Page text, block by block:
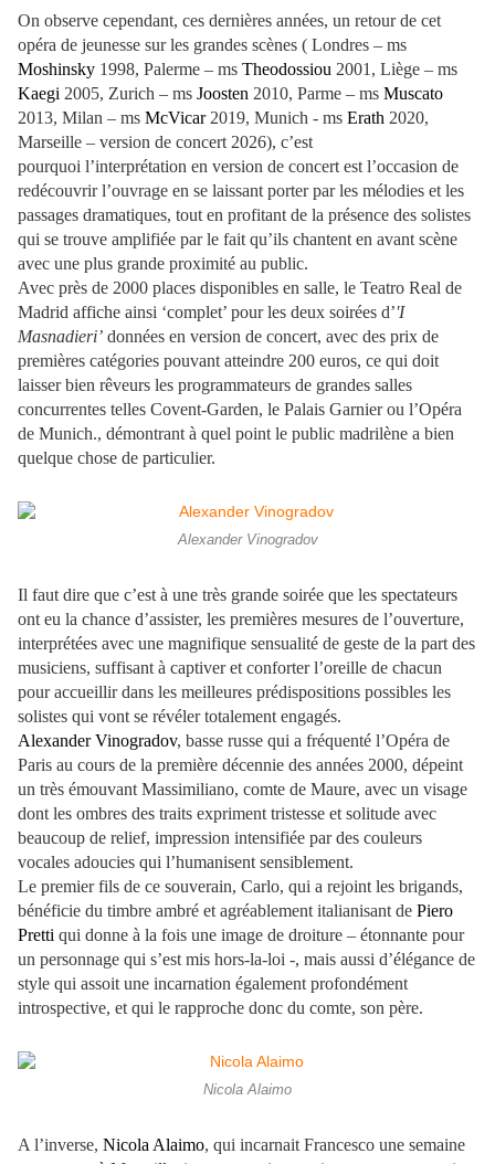
On observe cependant, ces dernières années, un retour de cet
opéra de jeunesse sur les grandes scènes ( Londres – ms
Moshinsky 1998, Palerme – ms Theodossiou 2001, Liège – ms
Kaegi 2005, Zurich – ms Joosten 2010, Parme – ms Muscato
2013, Milan – ms McVicar 2019, Munich - ms Erath 2020,
Marseille – version de concert 2026), c’est
pourquoi l’interprétation en version de concert est l’occasion de
redécouvrir l’ouvrage en se laissant porter par les mélodies et les
passages dramatiques, tout en profitant de la présence des solistes
qui se trouve amplifiée par le fait qu’ils chantent en avant scène
avec une plus grande proximité au public.
Avec près de 2000 places disponibles en salle, le Teatro Real de
Madrid affiche ainsi ‘complet’ pour les deux soirées d’'I
Masnadieri’ données en version de concert, avec des prix de
premières catégories pouvant atteindre 200 euros, ce qui doit
laisser bien rêveurs les programmateurs de grandes salles
concurrentes telles Covent-Garden, le Palais Garnier ou l’Opéra
de Munich., démontrant à quel point le public madrilène a bien
quelque chose de particulier.
Alexander Vinogradov
Il faut dire que c’est à une très grande soirée que les spectateurs
ont eu la chance d’assister, les premières mesures de l’ouverture,
interprétées avec une magnifique sensualité de geste de la part des
musiciens, suffisant à captiver et conforter l’oreille de chacun
pour accueillir dans les meilleures prédispositions possibles les
solistes qui vont se révéler totalement engagés.
Alexander Vinogradov, basse russe qui a fréquenté l’Opéra de
Paris au cours de la première décennie des années 2000, dépeint
un très émouvant Massimiliano, comte de Maure, avec un visage
dont les ombres des traits expriment tristesse et solitude avec
beaucoup de relief, impression intensifiée par des couleurs
vocales adoucies qui l’humanisent sensiblement.
Le premier fils de ce souverain, Carlo, qui a rejoint les brigands,
bénéficie du timbre ambré et agréablement italianisant de Piero
Pretti qui donne à la fois une image de droiture – étonnante pour
un personnage qui s’est mis hors-la-loi -, mais aussi d’élégance de
style qui assoit une incarnation également profondément
introspective, et qui le rapproche donc du comte, son père.
Nicola Alaimo
A l’inverse, Nicola Alaimo, qui incarnait Francesco une semaine